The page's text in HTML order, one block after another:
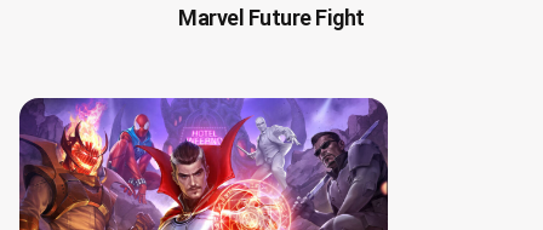
Marvel Future Fight